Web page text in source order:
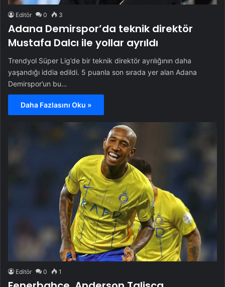
Editör 0 3
Adana Demirspor’da teknik direktör
Mustafa Dalcı ile yollar ayrıldı
Trendyol Süper Lig’de bir teknik direktör ayrılığının daha
yaşandığı iddia edildi. 5 puanla son sırada yer alan Adana
Demirspor’un bu…
Daha Fazlasını Oku »
Editör 0 1